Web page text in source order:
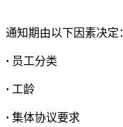
通知期由以下因素决定
· 员工分类
· 工龄
· 集体协议要求